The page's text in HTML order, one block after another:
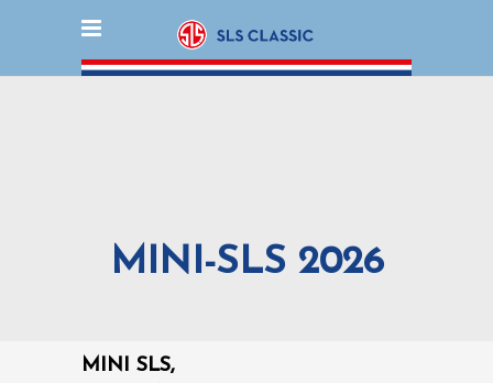
MINI-SLS 2026
MINI SLS,